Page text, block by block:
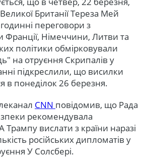
Британії Тереза Мей
переговори з
Франції, Німеччини, Литви та
політики обмірковували
на отруєння Скрипалів у
підкреслили, що висилки
в понеділок 26 березня.
CNN повідомив, що Рада
рекомендувала
вислати з країни наразі
російських дипломатів у
У Солсбері.